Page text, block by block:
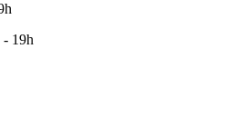
- 19h